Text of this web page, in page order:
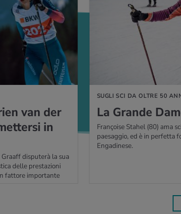
van der
in
disputerà la sua
delle prestazioni
fattore importante
SUGLI SCI DA OLTRE 50
La Gran­de
Françoise Stahel (80) ama
paesaggio, ed è in perfetta
Engadinese.